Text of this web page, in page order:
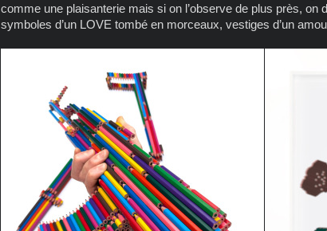
comme une plaisanterie mais si on l’observe de plus près, on
symboles d’un LOVE tombé en morceaux, vestiges d’un